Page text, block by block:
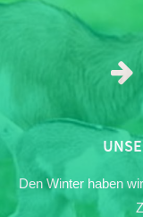
Den Winter haben